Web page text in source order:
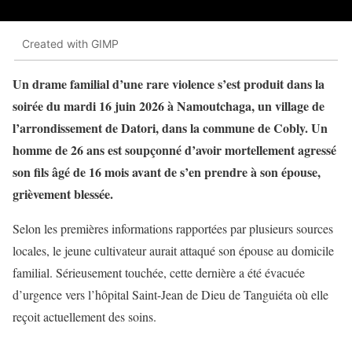
Created with GIMP
Un drame familial d’une rare violence s’est produit dans la
soirée du mardi 16 juin 2026 à Namoutchaga, un village de
l’arrondissement de Datori, dans la commune de Cobly. Un
homme de 26 ans est soupçonné d’avoir mortellement agressé
son fils âgé de 16 mois avant de s’en prendre à son épouse,
grièvement blessée.
Selon les premières informations rapportées par plusieurs sources
locales, le jeune cultivateur aurait attaqué son épouse au domicile
familial. Sérieusement touchée, cette dernière a été évacuée
d’urgence vers l’hôpital Saint-Jean de Dieu de Tanguiéta où elle
reçoit actuellement des soins.